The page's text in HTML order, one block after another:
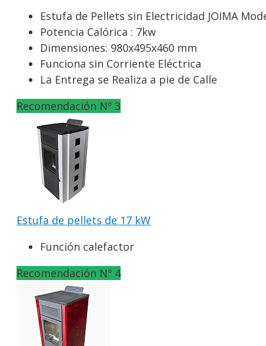
Estufa de Pellets sin Electricidad JOIMA
Potencia Calórica : 7kw
Dimensiones: 980x495x460 mm
Funciona sin Corriente Eléctrica
La Entrega se Realiza a pie de Calle
Recomendación Nº 3
Estufa de pellets de 17 kW
Función calefactor
Recomendación Nº 4